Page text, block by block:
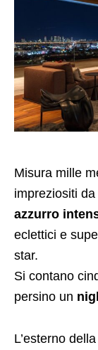
Misura mille
impreziositi
azzurro
eclettici e
star.
Si contano
persino un
L’esterno